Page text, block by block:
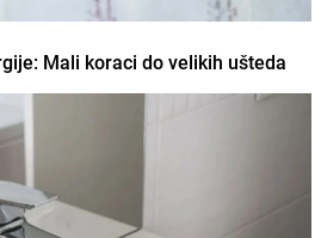
Mali koraci do velikih ušteda